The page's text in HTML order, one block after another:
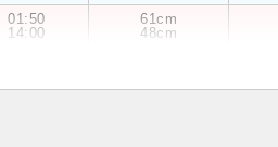
01:50
14:00
61cm
48cm